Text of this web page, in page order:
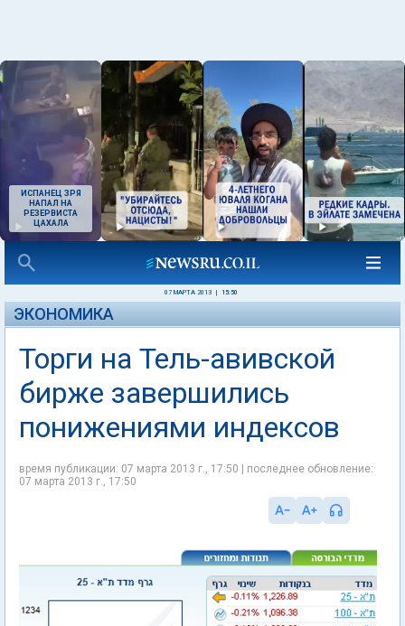
ИСПАНЕЦ ЗРЯ
НАПАЛ НА
РЕЗЕРВИСТА
ЦАХАЛА
07 МАРТА 2013 15:50
ЭКОНОМИКА
Торги на Тель-авивской
бирже завершились
понижениями индексов
время публикации: 07 марта 2013 г., 17:50 | последнее обновление:
07 марта 2013 г., 17:50